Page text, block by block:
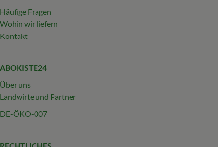
Häufige Fragen
Wohin wir liefern
Kontakt
ABOKISTE24
Über uns
Landwirte und Partner
DE-ÖKO-007